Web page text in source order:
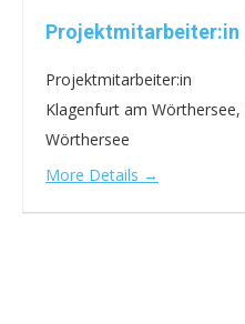
Projektmitarbeiter:in
Projektmitarbeiter:in
Klagenfurt am Wörthersee
Wörthersee
More Details